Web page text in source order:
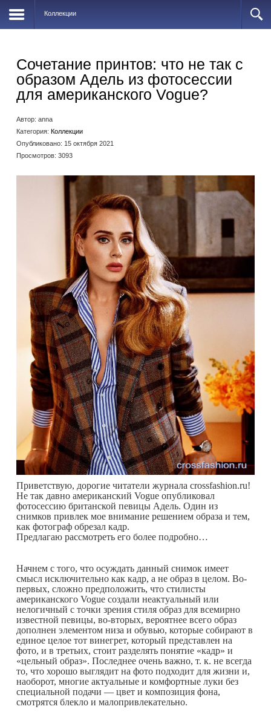
Коллекции
Сочетание принтов: что не так с
образом Адель из фотосессии
для американского Vogue?
Автор: anna
Категория: Коллекции
Опубликовано: 15 октября 2021
Просмотров: 3093
Приветствую, дорогие читатели журнала crossfashion.ru!
Не так давно американский Vogue опубликовал
фотосессию британской певицы Адель. Один из
снимков привлек мое внимание решением образа и тем,
как фотограф обрезал кадр.
Предлагаю рассмотреть его более подробно…
Начнем с того, что осуждать данный снимок имеет
смысл исключительно как кадр, а не образ в целом. Во-
первых, сложно предположить, что стилисты
американского Vogue создали неактуальный или
нелогичный с точки зрения стиля образ для всемирно
известной певицы, во-вторых, вероятнее всего образ
дополнен элементом низа и обувью, которые собирают в
единое целое тот винегрет, который представлен на
фото, и в третьих, стоит разделять понятие «кадр» и
«цельный образ». Последнее очень важно, т. к. не всегда
то, что хорошо выглядит на фото подходит для жизни и,
наоборот, многие актуальные и комфортные луки без
специальной подачи — цвет и композиция фона,
смотрятся блекло и малопривлекательно.